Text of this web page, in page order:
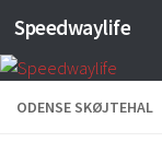
Skip to content
Speedwaylife
ODENSE SKØJTEHAL